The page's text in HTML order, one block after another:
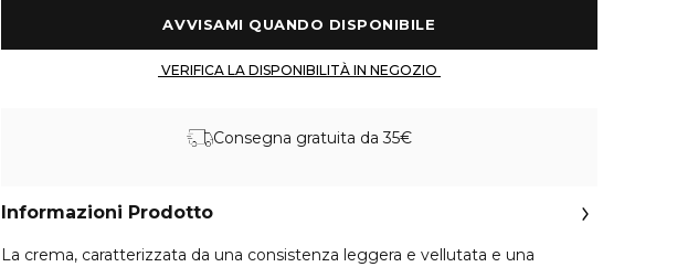
Consegna gratuita da 35€
Informazioni Prodotto
La crema, caratterizzata da una consistenza leggera e vellutata e una